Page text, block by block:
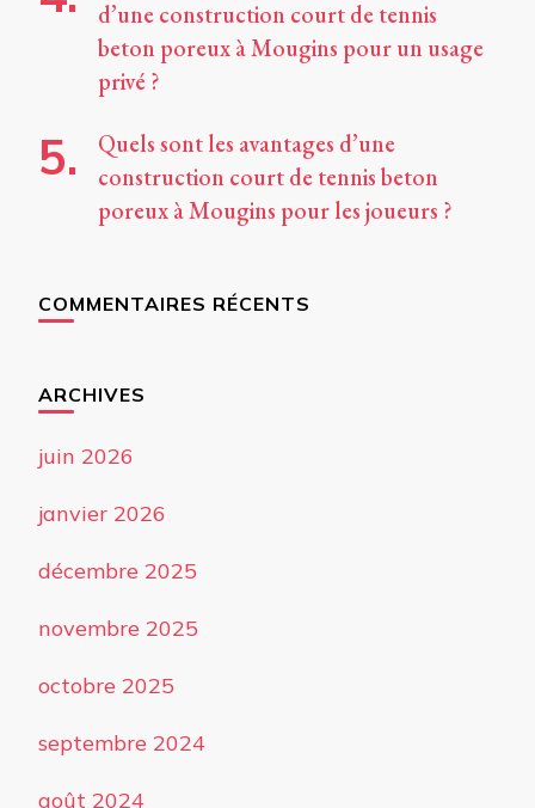
d’une construction court de tennis
beton poreux à Mougins pour un usage
privé ?
Quels sont les avantages d’une
construction court de tennis beton
poreux à Mougins pour les joueurs ?
COMMENTAIRES RÉCENTS
ARCHIVES
juin 2026
janvier 2026
décembre 2025
novembre 2025
octobre 2025
septembre 2024
août 2024